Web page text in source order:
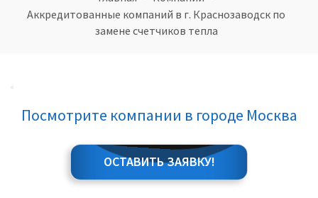
Аккредитованные компаний в г. Краснозаводск по
замене счетчиков тепла
Посмотрите компании в городе Москва
ОСТАВИТЬ ЗАЯВКУ!